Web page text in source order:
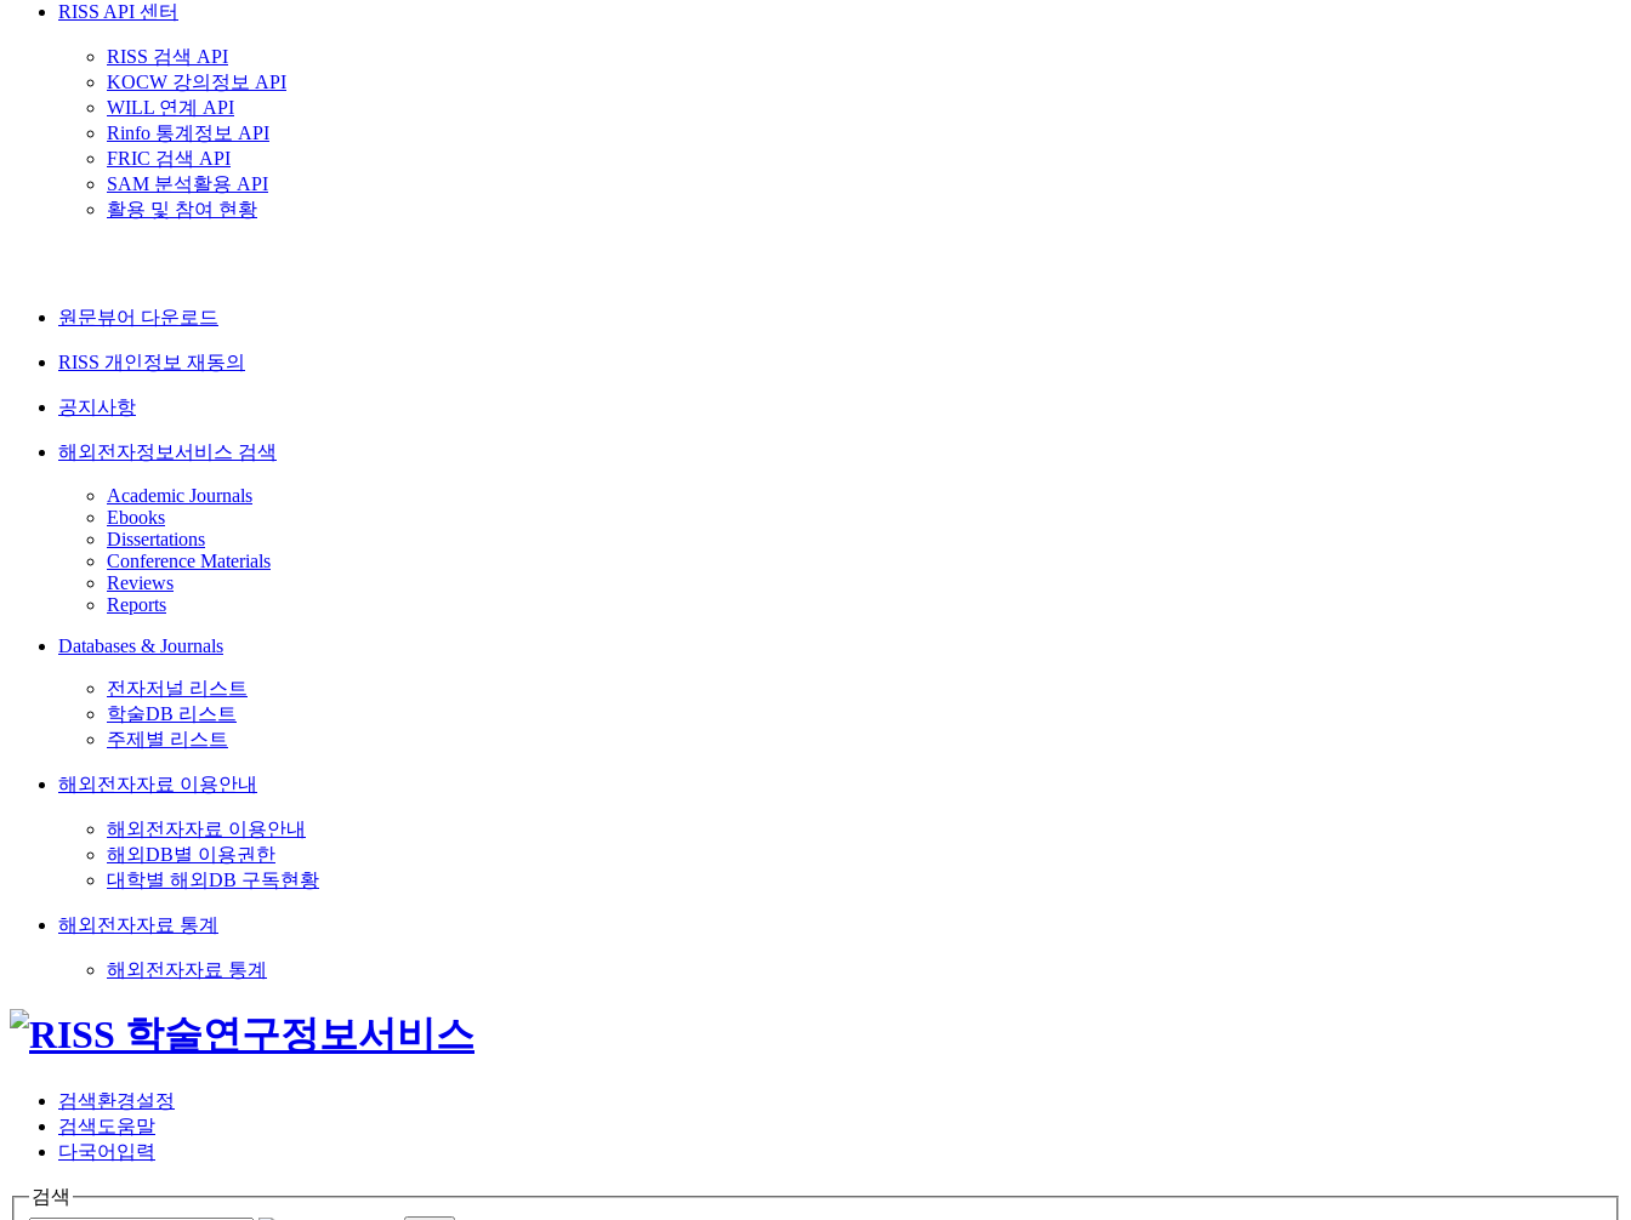
RISS API 센터
RISS 검색 API
KOCW 강의정보 API
WILL 연계 API
Rinfo 통계정보 API
FRIC 검색 API
SAM 분석활용 API
활용 및 참여 현황
원문뷰어 다운로드
RISS 개인정보 재동의
공지사항
해외전자정보서비스 검색
Academic Journals
Ebooks
Dissertations
Conference Materials
Reviews
Reports
Databases & Journals
전자저널 리스트
학술DB 리스트
주제별 리스트
해외전자자료 이용안내
해외전자자료 이용안내
해외DB별 이용권한
대학별 해외DB 구독현황
해외전자자료 통계
해외전자자료 통계
검색환경설정
검색도움말
다국어입력
검색